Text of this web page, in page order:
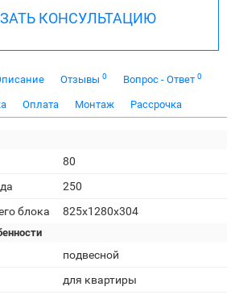
КОНСУЛЬТАЦИЮ
Отзывы 0 Вопрос - Ответ 0
Оплата Монтаж Рассрочка
80
250
блока
825х1280х304
подвесной
для квартиры